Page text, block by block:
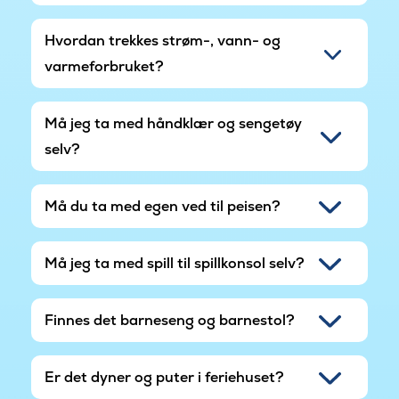
Hvordan trekkes strøm-, vann- og
varmeforbruket?
Må jeg ta med håndklær og sengetøy
selv?
Må du ta med egen ved til peisen?
Må jeg ta med spill til spillkonsol selv?
Finnes det barneseng og barnestol?
Er det dyner og puter i feriehuset?